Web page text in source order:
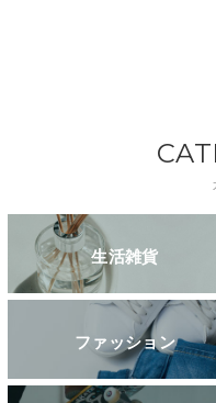
生活雑貨
ファッション